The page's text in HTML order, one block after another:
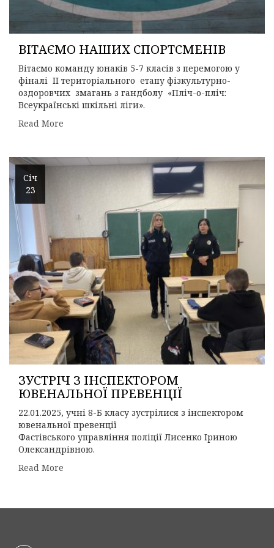
ВІТАЄМО НАШИХ СПОРТСМЕНІВ
Вітаємо команду юнаків 5-7 класів з перемогою у
фіналі ІІ територіального етапу фізкультурно-
оздоровчих змагань з гандболу «Пліч-о-пліч:
Всеукраїнські шкільні ліги».
Read More
Січ
23
ЗУСТРІЧ З ІНСПЕКТОРОМ
ЮВЕНАЛЬНОЇ ПРЕВЕНЦІЇ
22.01.2025, учні 8-Б класу зустрілися з інспектором
ювенальної превенції
Фастівського управління поліції Лисенко Іриною
Олександрівною.
Read More